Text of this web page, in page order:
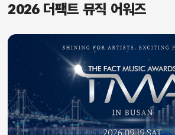
2026 더팩트 뮤직 어워즈